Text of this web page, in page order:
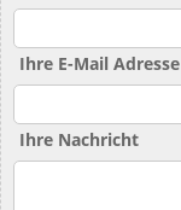
Ihre E-Mail Adresse
Ihre Nachricht